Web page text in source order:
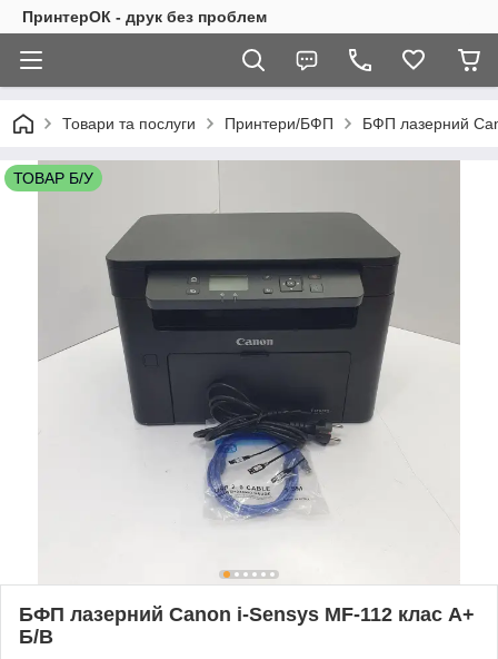
ПринтерОК - друк без проблем
Товари та послуги Принтери/БФП БФП лазерний
ТОВАР Б/У
БФП лазерний Canon i-Sensys MF-112 клас A+
Б/В